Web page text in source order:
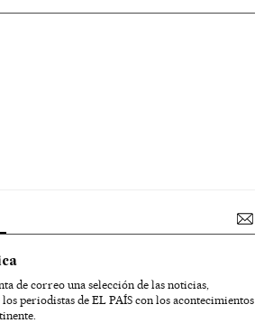
de correo una selección de las noticias,
periodistas de EL PAÍS con los acontecimientos